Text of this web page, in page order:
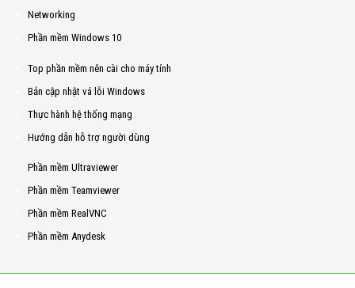
Networking
Phần mềm Windows 10
Top phần mềm nên cài cho máy tính
Bản cập nhật vá lỗi Windows
Thực hành hệ thống mạng
Hướng dẫn hỗ trợ người dùng
Phần mềm Ultraviewer
Phần mềm Teamviewer
Phần mềm RealVNC
Phần mềm Anydesk